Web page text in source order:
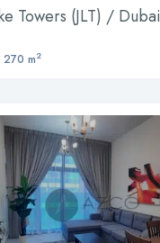
Towers (JLT) / Dubai
270 m2